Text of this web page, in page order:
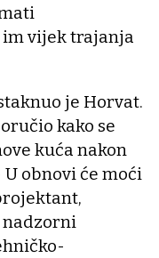
vijek trajanja
je Horvat.
kako se
kuća nakon
obnovi će moći
nadzorni